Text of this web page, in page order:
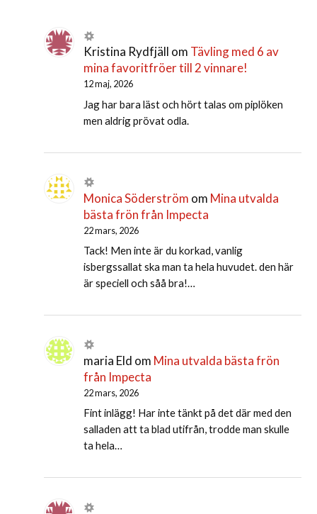
Kristina Rydfjäll om Tävling med 6 av
mina favoritfröer till 2 vinnare!
12 maj, 2026
Jag har bara läst och hört talas om piplöken
men aldrig prövat odla.
Monica Söderström om Mina utvalda
bästa frön från Impecta
22 mars, 2026
Tack! Men inte är du korkad, vanlig
isbergssallat ska man ta hela huvudet. den här
är speciell och såå bra!…
maria Eld om Mina utvalda bästa frön
från Impecta
22 mars, 2026
Fint inlägg! Har inte tänkt på det där med den
salladen att ta blad utifrån, trodde man skulle
ta hela…